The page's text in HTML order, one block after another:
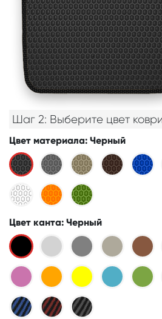
Шаг 2: Выберите цвет
Цвет материала: Черный
Цвет канта: Черный